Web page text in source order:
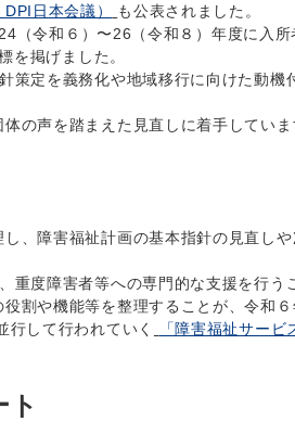
日本会議）
も公表されました。
令和６）〜26（令和８）年度に入所
を掲げました。
策定を義務化や地域移行に向けた動機
の声を踏まえた見直しに着手していま
、障害福祉計画の基本指針の見直しや
度障害者等への専門的な支援を行う
割や機能等を整理することが、令和
して行われていく
「障害福祉サービ
ト